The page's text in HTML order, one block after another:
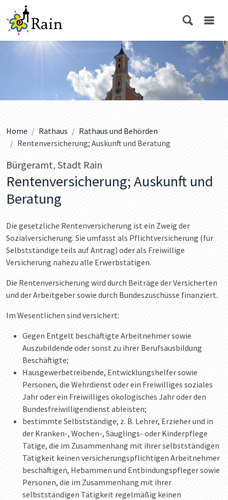
Home Rathaus
Rathaus und Behörden
Rentenversicherung; Auskunft und Beratung
Bürgeramt, Stadt Rain
Rentenversicherung; Auskunft und
Beratung
Die gesetzliche Rentenversicherung ist ein Zweig der
Sozialversicherung. Sie umfasst als Pflichtversicherung (für
Selbstständige teils auf Antrag) oder als Freiwillige
Versicherung nahezu alle Erwerbstätigen.
Die Rentenversicherung wird durch Beiträge der Versicherten
und der Arbeitgeber sowie durch Bundeszuschüsse finanziert.
Im Wesentlichen sind versichert:
Gegen Entgelt beschäftigte Arbeitnehmer sowie
Auszubildende oder sonst zu ihrer Berufsausbildung
Beschäftigte;
Hausgewerbetreibende, Entwicklungshelfer sowie
Personen, die Wehrdienst oder ein Freiwilliges soziales
Jahr oder ein Freiwilliges ökologisches Jahr oder den
Bundesfreiwilligendienst ableisten;
bestimmte Selbstständige, z. B. Lehrer, Erzieher und in
der Kranken-, Wochen-, Säuglings- oder Kinderpflege
Tätige, die im Zusammenhang mit ihrer selbstständigen
Tätigkeit keinen versicherungspflichtigen Arbeitnehmer
beschäftigen, Hebammen und Entbindungspfleger sowie
Personen, die im Zusammenhang mit ihrer
selbstständigen Tätigkeit regelmäßig keinen